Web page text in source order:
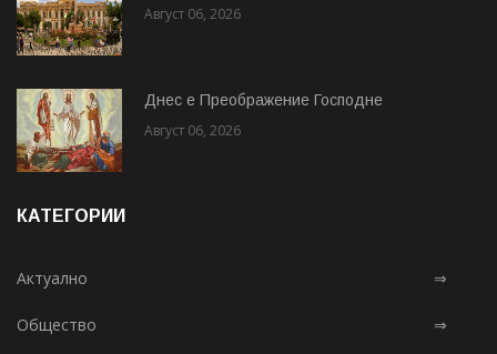
Август 06, 2026
Днес е Преображение Господне
Август 06, 2026
КАТЕГОРИИ
Актуално ⇒
Общество ⇒